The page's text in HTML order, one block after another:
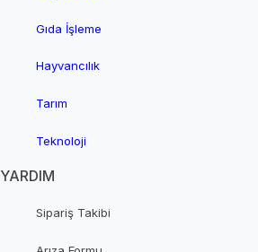
Gıda İşleme
Hayvancılık
Tarım
Teknoloji
YARDIM
Sipariş Takibi